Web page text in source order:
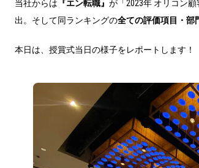
当社からは 『エン転職』 が「2023年 オリコン
出。そして同ランキングの全ての評価項目・部
本日は、授賞式当日の様子をレポートします！